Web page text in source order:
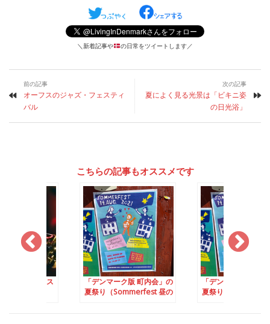
＼新着記事や の日常をツイートします／
前の記事
オーフスのジャズ・フェスティ
バル
次の記事
夏によく見る光景は「ビキニ姿
の日光浴」
こちらの記事もオススメです
ジャズ・フェス
「デンマーク版 町内会」の
夏祭り（Sommerfest 昼の
「デンマーク版 町
夏祭り（